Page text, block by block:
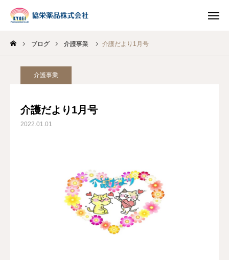
ブログ 介護事業 介護だより1月号
介護事業
介護だより1月号
2022.01.01
INSTAGRAM
HOME